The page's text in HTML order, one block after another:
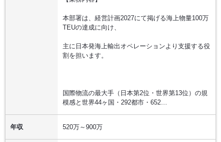
本部署は、経営計画2027にて掲げる海上物量100万
TEUの達成に向け、
主に日本発海上輸出オペレーションより支援する役
割を担います。
国際物流の最大手（日本第2位・世界第13位）の規
模感と世界44ヶ国・292都市・652…
年収 520万～900万